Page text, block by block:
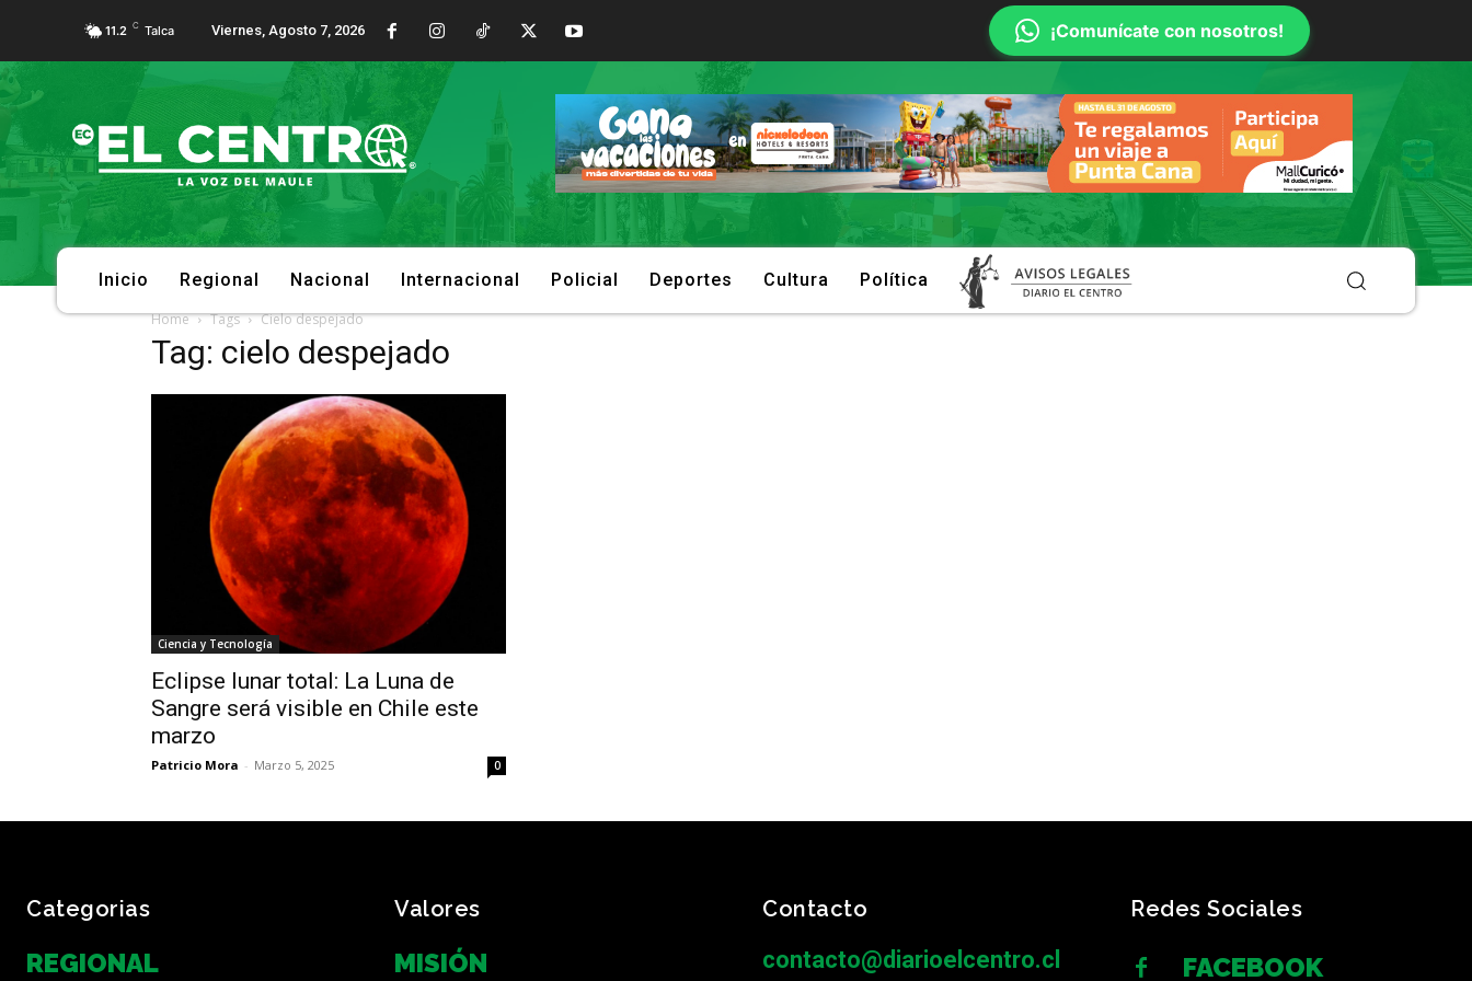
11.2 C Talca Viernes, Agosto 7, 2026 ¡Comunícate con nosotros!
Inicio Regional Nacional Internacional Policial Deportes Cultura Política
Home Tags Cielo despejado
Tag: cielo despejado
Ciencia y Tecnología
Eclipse lunar total: La Luna de
Sangre será visible en Chile este
marzo
Patricio Mora - Marzo 5, 2025 0
Categorias
REGIONAL
Valores
MISIÓN
Contacto
contacto@diarioelcentro.cl
Redes Sociales
FACEBOOK